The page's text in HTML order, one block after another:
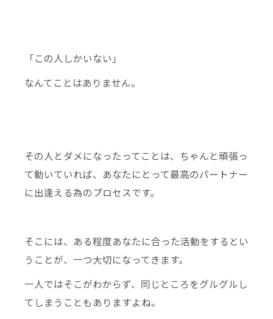
「この人しかいない」
なんてことはありません。
その人とダメになったってことは、ちゃんと頑張っ
て動いていれば、あなたにとって最高のパートナー
に出逢える為のプロセスです。
そこには、ある程度あなたに合った活動をするとい
うことが、一つ大切になってきます。
一人ではそこがわからず、同じところをグルグルし
てしまうこともありますよね。